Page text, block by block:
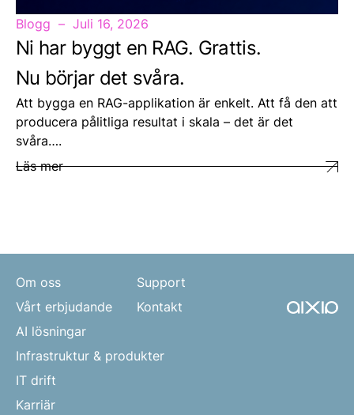
Blogg Juli 16, 2026
Ni har byggt en RAG. Grattis.
Nu börjar det svåra.
Att bygga en RAG-applikation är enkelt. Att få den att
producera pålitliga resultat i skala – det är det
svåra….
Läs mer
Om oss
Vårt erbjudande
AI lösningar
Infrastruktur & produkter
IT drift
Karriär
Support
Kontakt